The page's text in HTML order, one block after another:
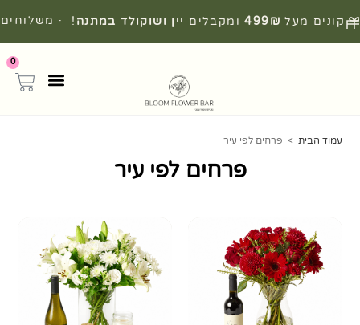
קונים מעל 499₪ומקבלים יין ושוקולד במתנה ! · משלוחים
0
עמוד הבית > פרחים לפי עיר
פרחים לפי עיר